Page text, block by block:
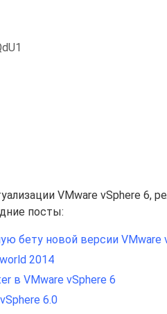
VMware vSphere 6,
посты:
бету новой версии VMware
2014
в VMware vSphere 6
6.0